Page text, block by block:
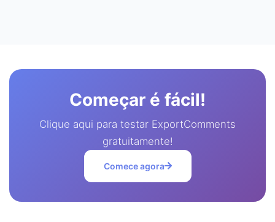
Começar é fácil!
Clique aqui para testar ExportComments
gratuitamente!
Comece agora